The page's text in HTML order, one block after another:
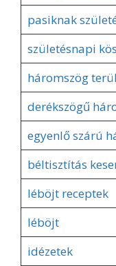
pasiknak
születésnapi
háromszög
derékszögű
egyenlő szárú
béltisztítás
léböjt receptek
léböjt
idézetek